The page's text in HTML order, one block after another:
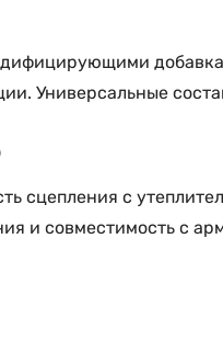
Универсальные
сцепления с
и совместимость с